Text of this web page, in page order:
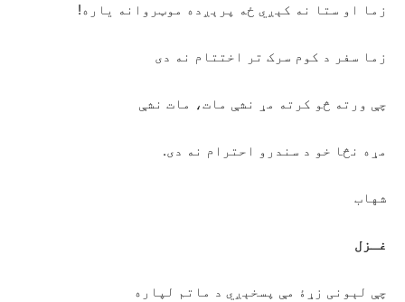
زما او ستا نه کېږي ځه پرېږده موټروانه یاره!
زما سفر د کوم سرک تر اختتام نه دی
چې ورته څو کرته مړ نشې مات، مات نشې
مړه نڅا خو د سندرو احترام نه دی.
شهاب
غـزل
چې لېونی زړۀ مې پسخېږي د ماتم لپاره